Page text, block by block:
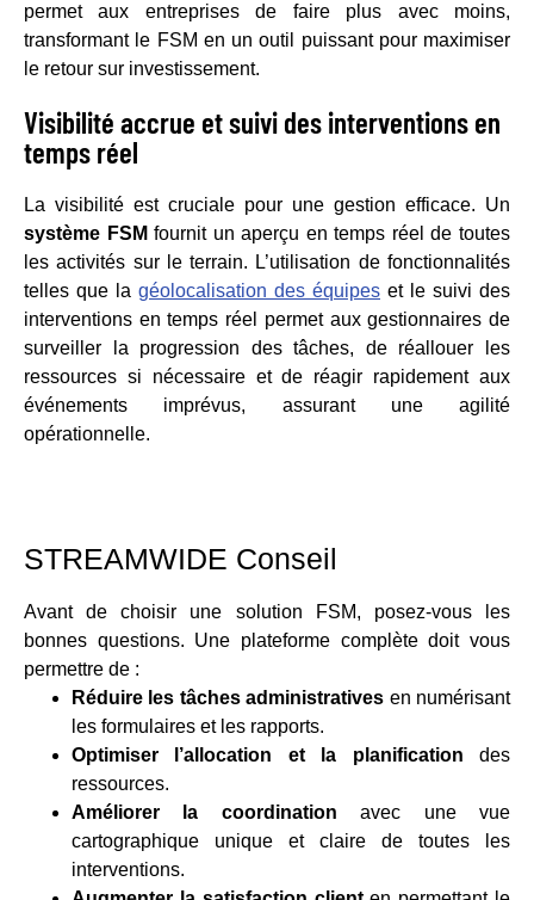
permet aux entreprises de faire plus avec moins,
transformant le FSM en un outil puissant pour maximiser
le retour sur investissement.
Visibilité accrue et suivi des interventions en
temps réel
La visibilité est cruciale pour une gestion efficace. Un
système FSM fournit un aperçu en temps réel de toutes
les activités sur le terrain. L’utilisation de fonctionnalités
telles que la géolocalisation des équipes et le suivi des
interventions en temps réel permet aux gestionnaires de
surveiller la progression des tâches, de réallouer les
ressources si nécessaire et de réagir rapidement aux
événements imprévus, assurant une agilité
opérationnelle.
STREAMWIDE Conseil
Avant de choisir une solution FSM, posez-vous les
bonnes questions. Une plateforme complète doit vous
permettre de :
Réduire les tâches administratives en numérisant
les formulaires et les rapports.
Optimiser l’allocation et la planification des
ressources.
Améliorer la coordination avec une vue
cartographique unique et claire de toutes les
interventions.